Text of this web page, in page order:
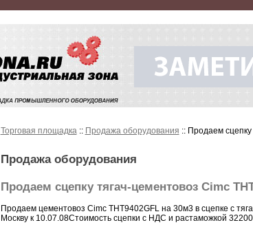
Торговая площадка:: Продажа оборудования :: Продаем
Продажа оборудования
Продаем сцепку тягач-цементовоз Cimc
Продаем цементовоз Cimc THT9402GFL на 30м3 в сцепке с
Москву к 10.07.08Стоимость сцепки с НДС и растаможкой